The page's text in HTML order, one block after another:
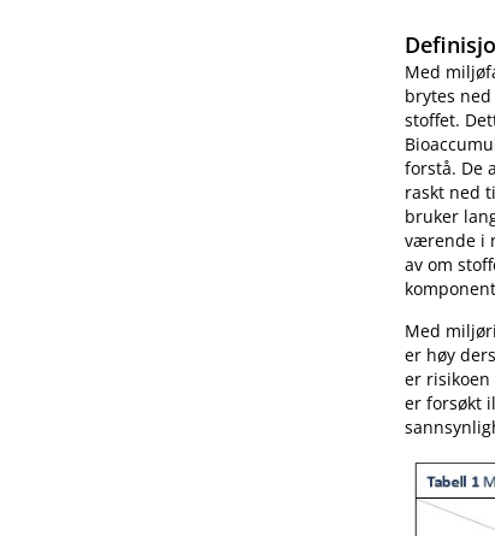
Med
brytes
stoffet.
forstå. De
raskt ned
bruker
værende i
av om
Med
er høy
er
er forsøkt